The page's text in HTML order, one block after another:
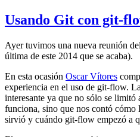
Usando Git con git-
Ayer tuvimos una nueva reunión del
última de este 2014 que se acaba).
En esta ocasión Oscar Vítores
experiencia en el uso de git-flow.
interesante ya que no sólo se limitó
funciona, sino que nos contó cómo
sirvió y cuándo git-flow empezó a